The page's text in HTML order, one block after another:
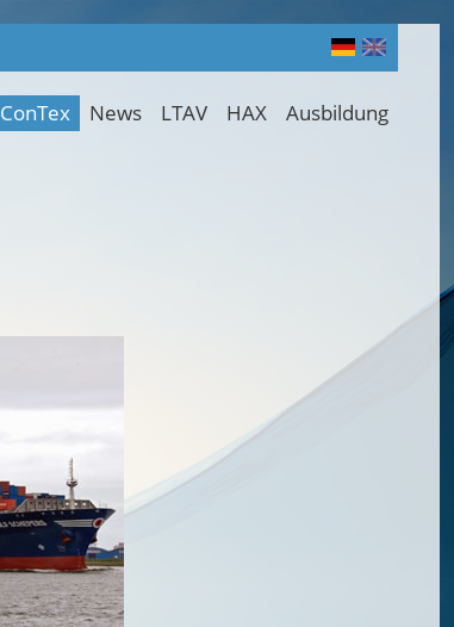
ConTex News LTAV HAX Ausbildung